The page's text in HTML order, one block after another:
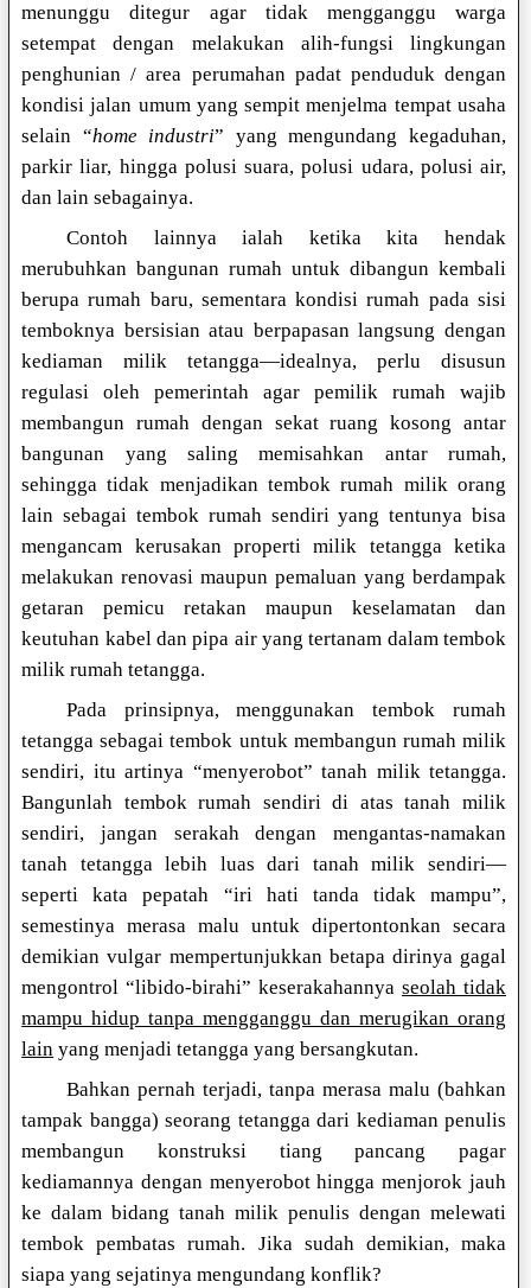
menunggu ditegur agar tidak mengganggu warga
setempat dengan melakukan alih-fungsi lingkungan
penghunian / area perumahan padat penduduk dengan
kondisi jalan umum yang sempit menjelma tempat usaha
selain “home industri” yang mengundang kegaduhan,
parkir liar, hingga polusi suara, polusi udara, polusi air,
dan lain sebagainya.
Contoh lainnya ialah ketika kita hendak
merubuhkan bangunan rumah untuk dibangun kembali
berupa rumah baru, sementara kondisi rumah pada sisi
temboknya bersisian atau berpapasan langsung dengan
kediaman milik tetangga—idealnya, perlu disusun
regulasi oleh pemerintah agar pemilik rumah wajib
membangun rumah dengan sekat ruang kosong antar
bangunan yang saling memisahkan antar rumah,
sehingga tidak menjadikan tembok rumah milik orang
lain sebagai tembok rumah sendiri yang tentunya bisa
mengancam kerusakan properti milik tetangga ketika
melakukan renovasi maupun pemaluan yang berdampak
getaran pemicu retakan maupun keselamatan dan
keutuhan kabel dan pipa air yang tertanam dalam tembok
milik rumah tetangga.
Pada prinsipnya, menggunakan tembok rumah
tetangga sebagai tembok untuk membangun rumah milik
sendiri, itu artinya “menyerobot” tanah milik tetangga.
Bangunlah tembok rumah sendiri di atas tanah milik
sendiri, jangan serakah dengan mengantas-namakan
tanah tetangga lebih luas dari tanah milik sendiri—
seperti kata pepatah “iri hati tanda tidak mampu”,
semestinya merasa malu untuk dipertontonkan secara
demikian vulgar mempertunjukkan betapa dirinya gagal
mengontrol “libido-birahi” keserakahannyaseolah tidak
mampu hidup tanpa mengganggu dan merugikan orang
lain yang menjadi tetangga yang bersangkutan.
Bahkan pernah terjadi, tanpa merasa malu (bahkan
tampak bangga) seorang tetangga dari kediaman penulis
membangun konstruksi tiang pancang pagar
kediamannya dengan menyerobot hingga menjorok jauh
ke dalam bidang tanah milik penulis dengan melewati
tembok pembatas rumah. Jika sudah demikian, maka
siapa yang sejatinya mengundang konflik?